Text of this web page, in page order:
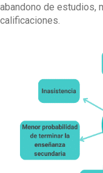
abandono de estudios,
calificaciones.